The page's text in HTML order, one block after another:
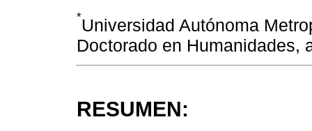
*Universidad Autónoma
Doctorado en Humanidades,
RESUMEN: